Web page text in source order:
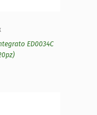
ED0034C